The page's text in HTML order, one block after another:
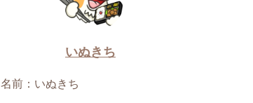
いぬきち
名前：いぬきち